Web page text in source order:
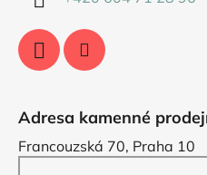
Adresa kamenné
Francouzská 70, Praha 10